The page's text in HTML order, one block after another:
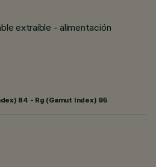
extraíble - alimentación
84 - Rg (Gamut Index) 95